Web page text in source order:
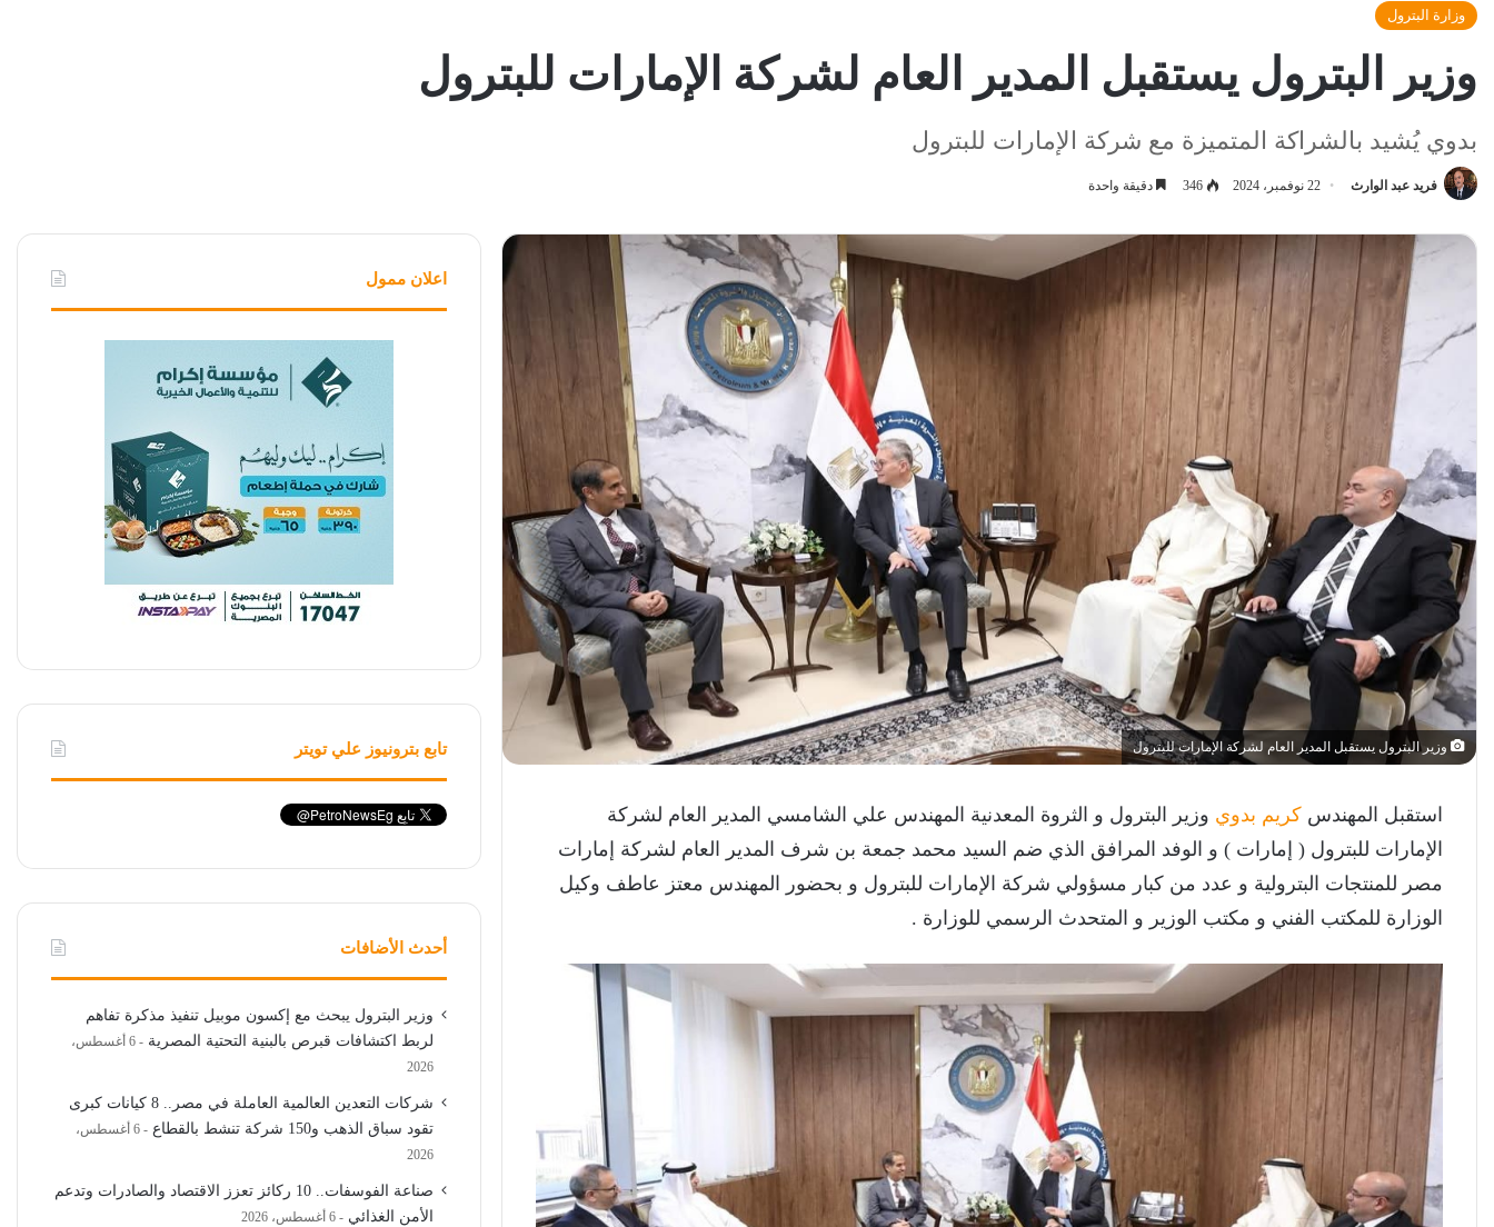
وزارة البترول
وزير البترول يستقبل المدير العام لشركة الإمارات للبترول
بدوي يُشيد بالشراكة المتميزة مع شركة الإمارات للبترول
فريد عبد الوارث 22 نوفمبر، 2024 346 دقيقة واحدة
وزير البترول يستقبل المدير العام لشركة الإمارات للبترول
استقبل المهندس كريم بدوي وزير البترول و الثروة المعدنية المهندس علي الشامسي المدير العام لشركة
الإمارات للبترول ( إمارات ) و الوفد المرافق الذي ضم السيد محمد جمعة بن شرف المدير العام لشركة إمارات
مصر للمنتجات البترولية و عدد من كبار مسؤولي شركة الإمارات للبترول و بحضور المهندس معتز عاطف وكيل
الوزارة للمكتب الفني و مكتب الوزير و المتحدث الرسمي للوزارة .
اعلان ممول
تابع بترونيوز علي تويتر
أحدث الأضافات
وزير البترول يبحث مع إكسون موبيل تنفيذ مذكرة تفاهم
لربط اكتشافات قبرص بالبنية التحتية المصرية
6 أغسطس،
2026
شركات التعدين العالمية العاملة في مصر.. 8 كيانات كبرى
تقود سباق الذهب و150 شركة تنشط بالقطاع
6 أغسطس،
2026
صناعة الفوسفات.. 10 ركائز تعزز الاقتصاد والصادرات وتدعم
الأمن الغذائي
6 أغسطس، 2026